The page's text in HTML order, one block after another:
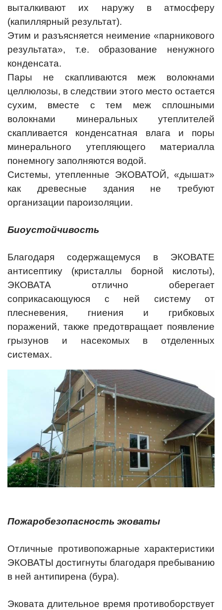
выталкивают их наружу в атмосферу
(капиллярный результат).
Этим и разъясняется неимение «парникового
результата», т.е. образование ненужного
конденсата.
Пары не скапливаются меж волокнами
целлюлозы, в следствии этого место остается
сухим, вместе с тем меж сплошными
волокнами минеральных утеплителей
скапливается конденсатная влага и поры
минерального утепляющего материалла
понемногу заполняются водой.
Системы, утепленные ЭКОВАТОЙ, «дышат»
как древесные здания не требуют
организации пароизоляции.
Биоустойчивость
Благодаря содержащемуся в ЭКОВАТЕ
антисептику (кристаллы борной кислоты),
ЭКОВАТА отлично оберегает
соприкасающуюся с ней систему от
плесневения, гниения и грибковых
поражений, также предотвращает появление
грызунов и насекомых в отделенных
системах.
Пожаробезопасность эковаты
Отличные противопожарные характеристики
ЭКОВАТЫ достигнуты благодаря пребыванию
в ней антипирена (бура).
Эковата длительное время противоборствует